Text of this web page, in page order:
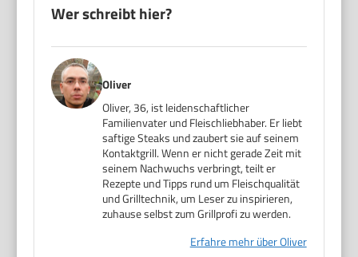
Wer schreibt hier?
Oliver
Oliver, 36, ist leidenschaftlicher
Familienvater und Fleischliebhaber. Er liebt
saftige Steaks und zaubert sie auf seinem
Kontaktgrill. Wenn er nicht gerade Zeit mit
seinem Nachwuchs verbringt, teilt er
Rezepte und Tipps rund um Fleischqualität
und Grilltechnik, um Leser zu inspirieren,
zuhause selbst zum Grillprofi zu werden.
Erfahre mehr über Oliver